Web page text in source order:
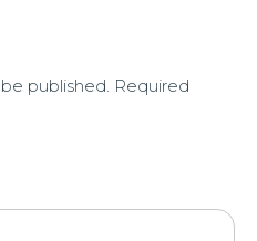
published. Required